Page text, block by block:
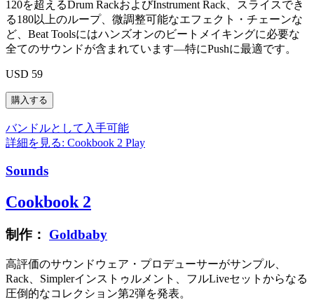
120を超えるDrum RackおよびInstrument Rack、スライスでき
る180以上のループ、微調整可能なエフェクト・チェーンな
ど、Beat Toolsにはハンズオンのビートメイキングに必要な
全てのサウンドが含まれています―特にPushに最適です。
USD 59
バンドルとして入手可能
詳細を見る: Cookbook 2 Play
Sounds
Cookbook 2
制作： Goldbaby
高評価のサウンドウェア・プロデューサーがサンプル、
Rack、Simplerインストゥルメント、フルLiveセットからなる
圧倒的なコレクション第2弾を発表。